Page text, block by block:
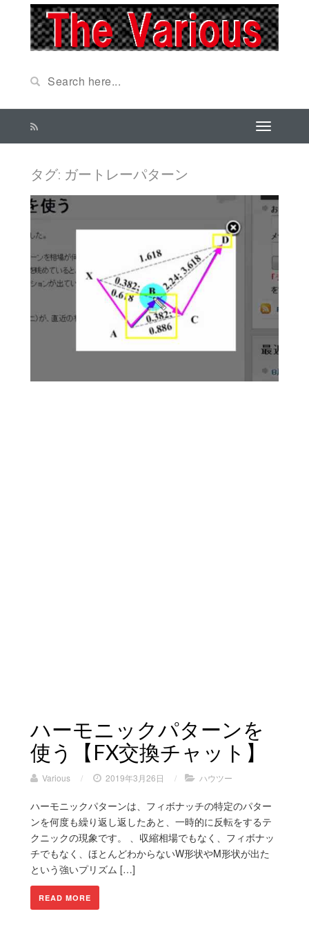
タグ: ガートレーパターン
ハーモニックパターンを
使う【FX交換チャット】
Various / 2019年3月26日 / ハウツー
ハーモニックパターンは、フィボナッチの特定のパター
ンを何度も繰り返し返したあと、一時的に反転をするテ
クニックの現象です。 、収縮相場でもなく、フィボナッ
チでもなく、ほとんどわからないW形状やM形状が出た
という強いプリズム […]
READ MORE